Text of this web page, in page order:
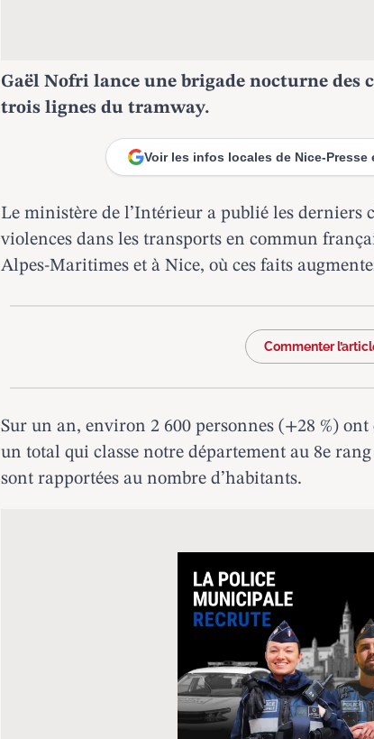
Gaël Nofri lance une brigade nocturne
trois lignes du tramway.
Voir les infos locales de Nice-
Le ministère de l’Intérieur a publié les derniers
violences dans les transports en commun
Alpes-Maritimes et à Nice, où ces faits
Commenter
Sur un an, environ 2 600 personnes (+28 %)
un total qui classe notre département au 8e
sont rapportées au nombre d’habitants.